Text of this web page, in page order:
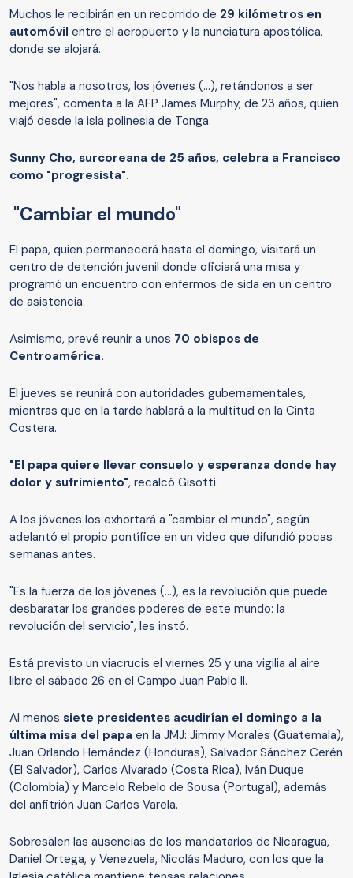
Muchos le recibirán en un recorrido de 29 kilómetros en
automóvil entre el aeropuerto y la nunciatura apostólica,
donde se alojará.
"Nos habla a nosotros, los jóvenes (...), retándonos a ser
mejores", comenta a la AFP James Murphy, de 23 años, quien
viajó desde la isla polinesia de Tonga.
Sunny Cho, surcoreana de 25 años, celebra a Francisco
como "progresista".
"Cambiar el mundo"
El papa, quien permanecerá hasta el domingo, visitará un
centro de detención juvenil donde oficiará una misa y
programó un encuentro con enfermos de sida en un centro
de asistencia.
Asimismo, prevé reunir a unos 70 obispos de
Centroamérica.
El jueves se reunirá con autoridades gubernamentales,
mientras que en la tarde hablará a la multitud en la Cinta
Costera.
"El papa quiere llevar consuelo y esperanza donde hay
dolor y sufrimiento", recalcó Gisotti.
A los jóvenes los exhortará a "cambiar el mundo", según
adelantó el propio pontífice en un video que difundió pocas
semanas antes.
"Es la fuerza de los jóvenes (...), es la revolución que puede
desbaratar los grandes poderes de este mundo: la
revolución del servicio", les instó.
Está previsto un viacrucis el viernes 25 y una vigilia al aire
libre el sábado 26 en el Campo Juan Pablo II.
Al menos siete presidentes acudirían el domingo a la
última misa del papa en la JMJ: Jimmy Morales (Guatemala),
Juan Orlando Hernández (Honduras), Salvador Sánchez Cerén
(El Salvador), Carlos Alvarado (Costa Rica), Iván Duque
(Colombia) y Marcelo Rebelo de Sousa (Portugal), además
del anfitrión Juan Carlos Varela.
Sobresalen las ausencias de los mandatarios de Nicaragua,
Daniel Ortega, y Venezuela, Nicolás Maduro, con los que la